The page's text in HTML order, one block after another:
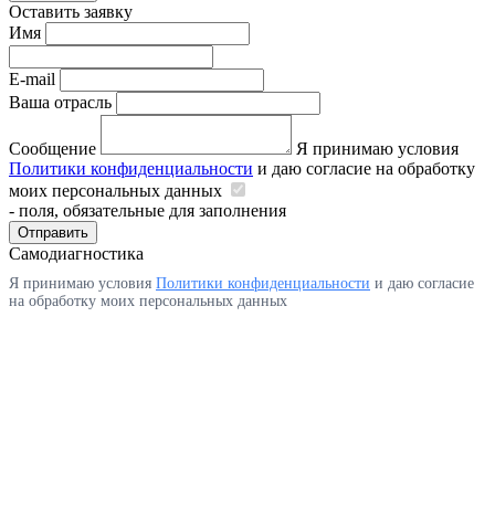
Оставить заявку
Имя
E-mail
Ваша отрасль
Сообщение
Я принимаю условия
Политики конфиденциальности и даю согласие на обработку
моих персональных данных
- поля, обязательные для заполнения
Отправить
Самодиагностика
Я принимаю условия Политики конфиденциальности и даю согласие
на обработку моих персональных данных